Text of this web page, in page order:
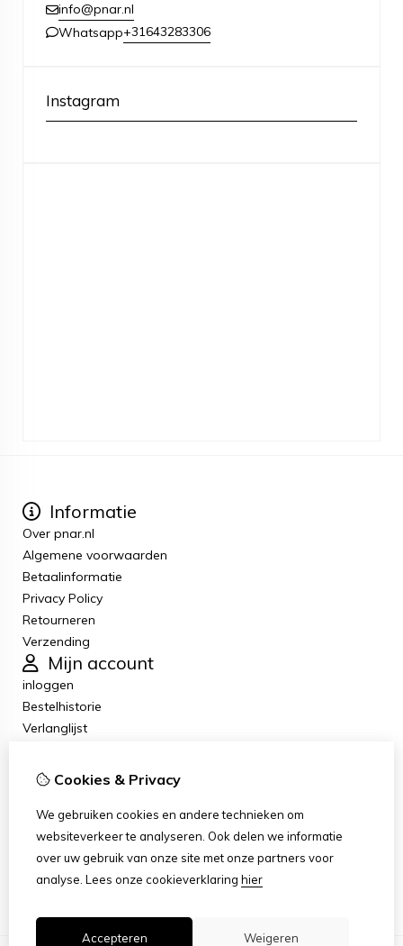
info@pnar.nl
Whatsapp+31643283306
Instagram
Informatie
Over pnar.nl
Algemene voorwaarden
Betaalinformatie
Privacy Policy
Retourneren
Verzending
Mijn account
inloggen
Bestelhistorie
Verlanglijst
Klantenservice
Retourneren
Sitemap
Klachten
Klantenservice contact
Cookies & Privacy
We gebruiken cookies en andere technieken om
websiteverkeer te analyseren. Ook delen we informatie
over uw gebruik van onze site met onze partners voor
analyse. Lees onze cookieverklaring hier
Accepteren Weigeren